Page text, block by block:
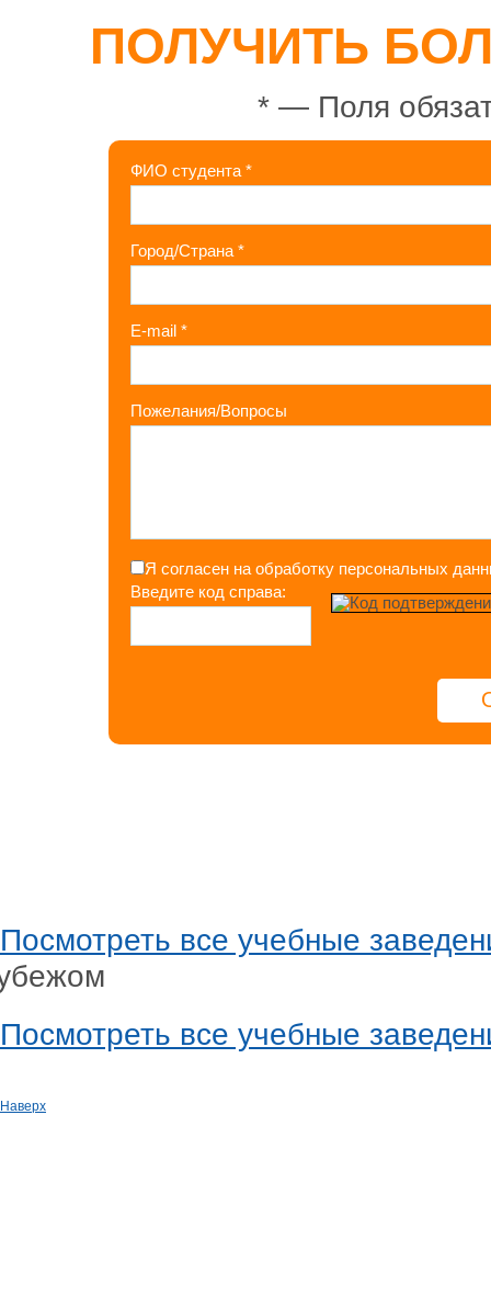
ПОЛУЧИТЬ
*— Поля
ФИО студента *
Город/Страна *
E-mail *
Пожелания/Вопросы
Я согласен на обработку персональных
Введите код справа:
Посмотреть все учебные
Посмотреть все учебные
Наверх